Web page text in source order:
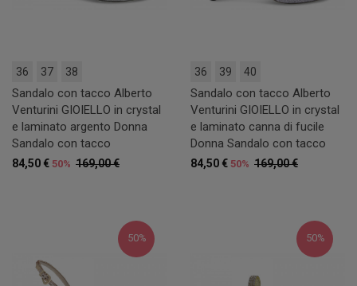
36 37 38
Sandalo con tacco Alberto
Venturini GIOIELLO in crystal
e laminato argento Donna
Sandalo con tacco
169,00 €
84,50 € 50%
36 39 40
Sandalo con tacco Alberto
Venturini GIOIELLO in crystal
e laminato canna di fucile
Donna Sandalo con tacco
169,00 €
84,50 € 50%
50% 50%